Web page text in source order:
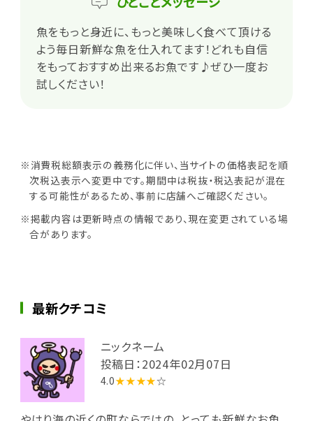
魚をもっと身近に、もっと美味しく食べて頂ける
よう毎日新鮮な魚を仕入れてます！どれも自信
をもっておすすめ出来るお魚です♪ぜひ一度お
試しください！
※消費税総額表示の義務化に伴い、当サイトの価格表記を順
次税込表示へ変更中です。期間中は税抜・税込表記が混在
する可能性があるため、事前に店舗へご確認ください。
※掲載内容は更新時点の情報であり、現在変更されている場
合があります。
最新クチコミ
ニックネーム
投稿日：2024年02月07日
4.0★★★★☆